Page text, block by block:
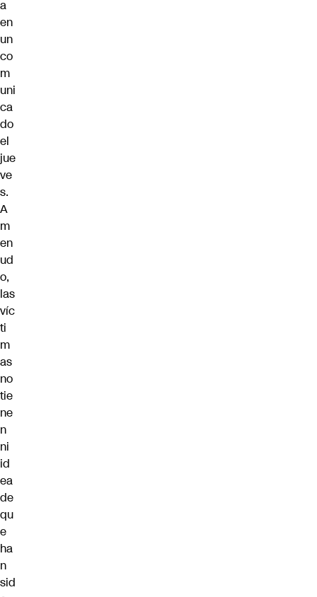
a
en
un
co
m
uni
ca
do
el
jue
ve
s.
A
m
en
ud
o,
las
víc
ti
m
as
no
tie
ne
n
ni
id
ea
de
qu
e
ha
n
sid